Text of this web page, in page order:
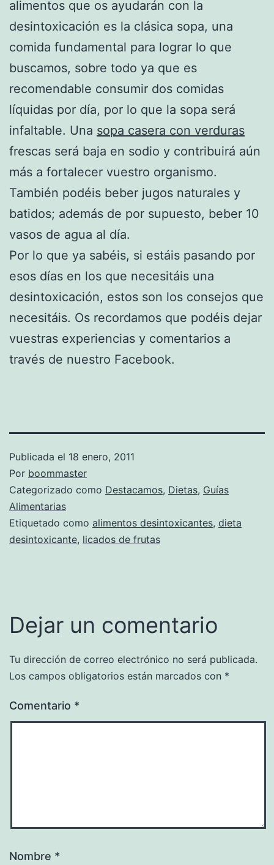
alimentos que os ayudarán con la
desintoxicación es la clásica sopa, una
comida fundamental para lograr lo que
buscamos, sobre todo ya que es
recomendable consumir dos comidas
líquidas por día, por lo que la sopa será
infaltable. Una sopa casera con verduras
frescas será baja en sodio y contribuirá aún
más a fortalecer vuestro organismo.
También podéis beber jugos naturales y
batidos; además de por supuesto, beber 10
vasos de agua al día.
Por lo que ya sabéis, si estáis pasando por
esos días en los que necesitáis una
desintoxicación, estos son los consejos que
necesitáis. Os recordamos que podéis dejar
vuestras experiencias y comentarios a
través de nuestro Facebook.
Publicada el 18 enero, 2011
Por boommaster
Categorizado como Destacamos, Dietas, Guías
Alimentarias
Etiquetado como alimentos desintoxicantes, dieta
desintoxicante, licados de frutas
Dejar un comentario
Tu dirección de correo electrónico no será publicada.
Los campos obligatorios están marcados con *
Comentario *
Nombre *